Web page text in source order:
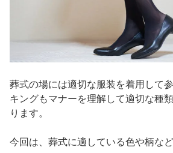
葬式の場には適切な服装を着用して
キングもマナーを理解して適切な種
ります。
今回は、葬式に適している色や柄な